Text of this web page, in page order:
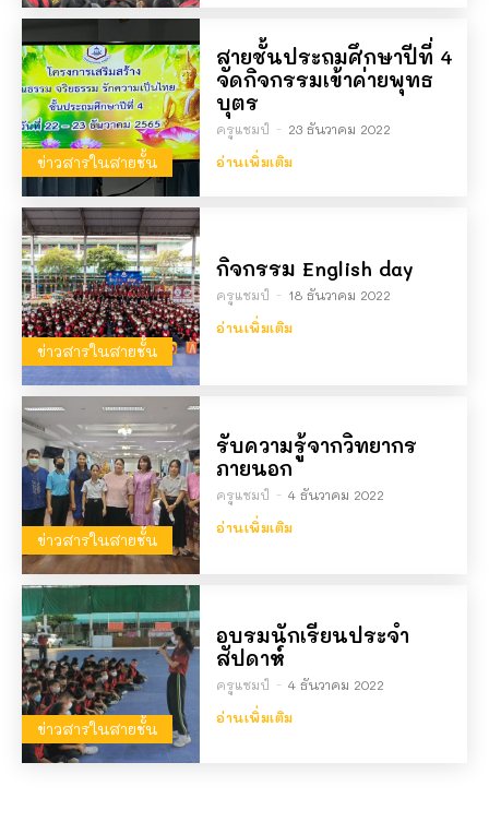
ข่าวสารในสายชั้น
สายชั้นประถมศึกษาปีที่ 4
จัดกิจกรรมเข้าค่ายพุทธ
บุตร
ครูแชมป์ - 23 ธันวาคม 2022
อ่านเพิ่มเติม
ข่าวสารในสายชั้น
กิจกรรม English day
ครูแชมป์ - 18 ธันวาคม 2022
อ่านเพิ่มเติม
ข่าวสารในสายชั้น
รับความรู้จากวิทยากร
ภายนอก
ครูแชมป์ - 4 ธันวาคม 2022
อ่านเพิ่มเติม
ข่าวสารในสายชั้น
อบรมนักเรียนประจำ
สัปดาห์
ครูแชมป์ - 4 ธันวาคม 2022
อ่านเพิ่มเติม